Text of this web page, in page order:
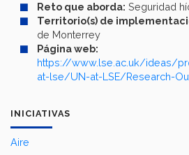
Reto que aborda: Seguridad
Territorio(s) de
de Monterrey
Página web:
https://www.lse.ac.uk/ideas/
at-lse/UN-at-LSE/Research-
INICIATIVAS
Aire